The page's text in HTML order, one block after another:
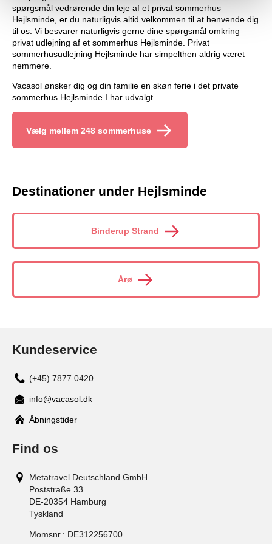
spørgsmål vedrørende din leje af et privat sommerhus
Hejlsminde, er du naturligvis altid velkommen til at henvende dig
til os. Vi besvarer naturligvis gerne dine spørgsmål omkring
privat udlejning af et sommerhus Hejlsminde. Privat
sommerhusudlejning Hejlsminde har simpelthen aldrig været
nemmere.
Vacasol ønsker dig og din familie en skøn ferie i det private
sommerhus Hejlsminde I har udvalgt.
Vælg mellem 248 sommerhuse
Destinationer under Hejlsminde
Binderup Strand
Årø
Kundeservice
(+45) 7877 0420
info@vacasol.dk
Åbningstider
Find os
Metatravel Deutschland GmbH
Poststraße 33
DE-20354 Hamburg
Tyskland
Momsnr.: DE312256700